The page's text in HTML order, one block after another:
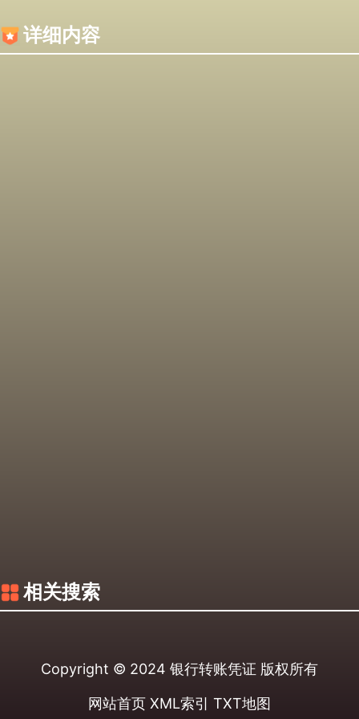
详细内容
相关搜索
Copyright © 2024 银行转账凭证 版权所有
网站首页 XML索引 TXT地图